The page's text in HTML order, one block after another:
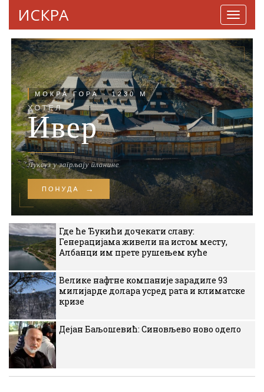
ИСКРА
Где ће Ђукићи дочекати славу:
Генерацијама живели на истом месту,
Албанци им прете рушењем куће
Велике нафтне компаније зарадиле 93
милијарде долара усред рата и климатске
кризе
Дејан Баљошевић: Синовљево ново одело